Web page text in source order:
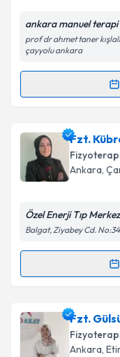
Kişisel
Metni'ni
kapsamda
ankara manuel terapi
prof dr ahmet taner
çayyolu ankara
Randevu
Fzt. Zeynep
oluşturun. Size
takvim
Kişisel
Metni'ni
Fzt.
Ankara,
Özel Enerji Tıp
Balgat, Ziyabey Cd.
Randevu
Fzt. Kübra
oluşturun. Size
takvim
Fzt.
Ankara,